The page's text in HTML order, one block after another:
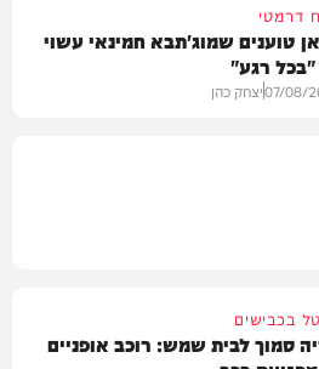
דרמטי
טוענים שמוג'תבא חמינאי עשוי
רגע"
07/08/יצחק כהן
בכבישים
סמוך לבית שמש: רוכב אופניים